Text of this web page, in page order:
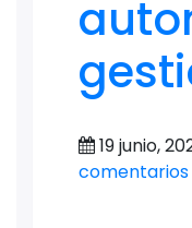
19 junio,
comentarios